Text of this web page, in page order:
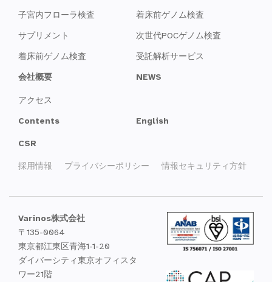
子宮内フローラ検査
サプリメント
着床前ゲノム検査
着床前ゲノム検査
次世代POCゲノム検査
受託解析サービス
会社概要
アクセス
NEWS
Contents English
CSR
採用情報 プライバシーポリシー 情報セキュリティ方針
Varinos株式会社
〒135-0064
東京都江東区青海1-1-20
ダイバーシティ東京オフィスタ
ワー21階